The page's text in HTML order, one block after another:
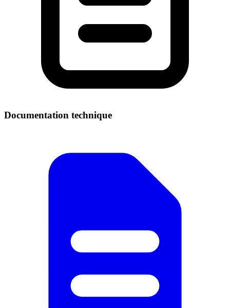
Documentation technique